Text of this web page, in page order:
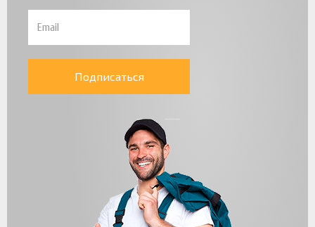
Подписаться